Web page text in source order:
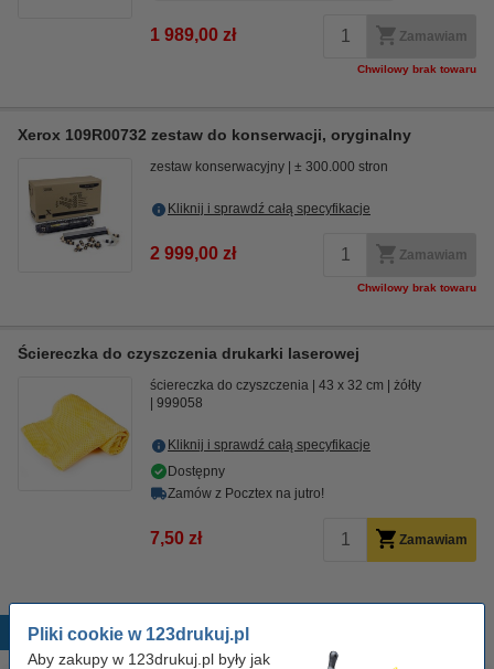
Pliki cookie w 123drukuj.pl
Aby zakupy w 123drukuj.pl były jak
1 989,00 zł Zamawiam
Chwilowy brak towaru
Xerox 109R00732 zestaw do konserwacji, oryginalny
zestaw konserwacyjny ± 300.000 stron
Kliknij i sprawdź całą specyfikacje
2 999,00 zł Zamawiam
Chwilowy brak towaru
Ściereczka do czyszczenia drukarki laserowej
ściereczka do czyszczenia 43 x 32 cm
żółty
999058
Kliknij i sprawdź całą specyfikacje
Dostępny
Zamów z Pocztex na jutro!
7,50 zł Zamawiam
Popularne produkty